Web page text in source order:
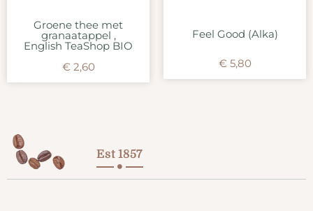
Groene thee met
granaatappel ,
English TeaShop BIO
€ 2,60
Feel Good (Alka)
€ 5,80
Est 1857